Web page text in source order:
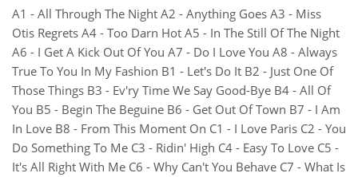
A1 - All Through The Night A2 - Anything Goes A3 - Miss
Otis Regrets A4 - Too Darn Hot A5 - In The Still Of The Night
A6 - I Get A Kick Out Of You A7 - Do I Love You A8 - Always
True To You In My Fashion B1 - Let's Do It B2 - Just One Of
Those Things B3 - Ev'ry Time We Say Good-Bye B4 - All Of
You B5 - Begin The Beguine B6 - Get Out Of Town B7 - I Am
In Love B8 - From This Moment On C1 - I Love Paris C2 - You
Do Something To Me C3 - Ridin' High C4 - Easy To Love C5 -
It's All Right With Me C6 - Why Can't You Behave C7 - What Is